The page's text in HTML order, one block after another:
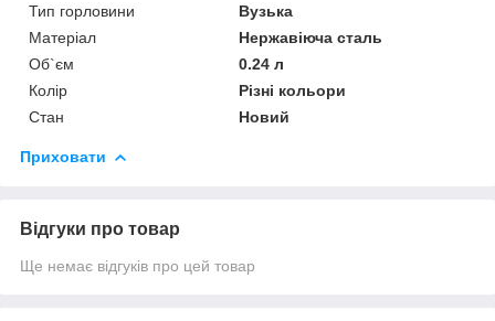
Тип горловини
Вузька
Матеріал
Нержавіюча сталь
Об`єм
0.24 л
Колір
Різні кольори
Стан
Новий
Приховати
Відгуки про товар
Ще немає відгуків про цей товар